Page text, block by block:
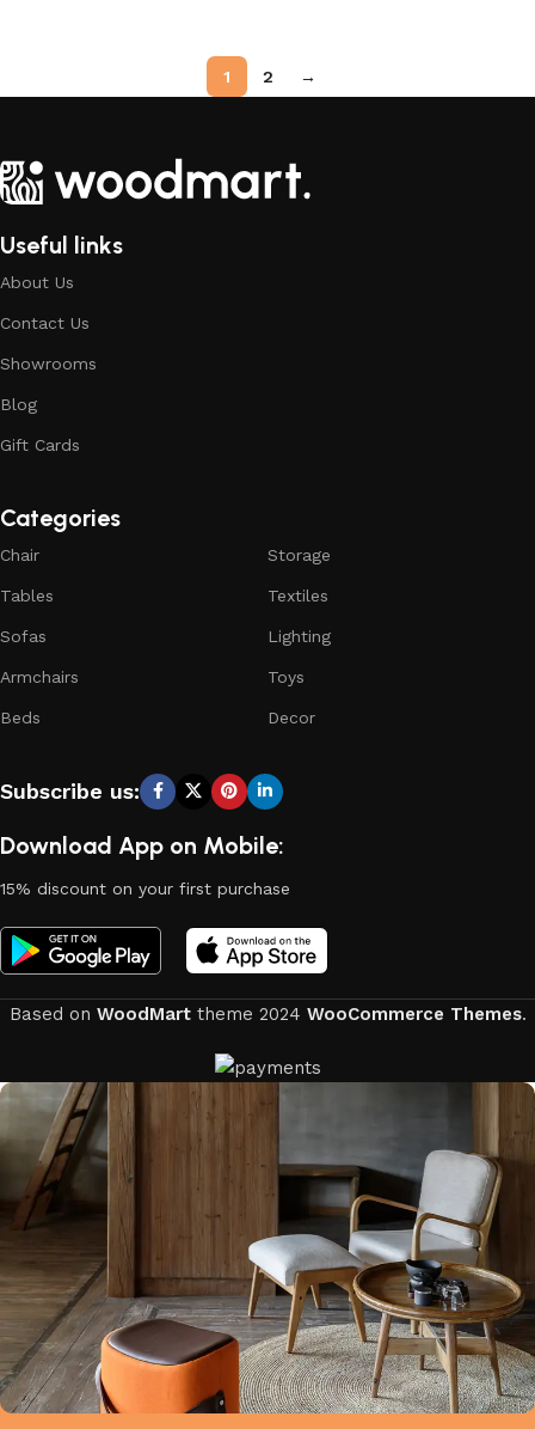
1 2 →
Useful links
About Us
Contact Us
Showrooms
Blog
Gift Cards
Categories
Chair
Tables
Sofas
Armchairs
Beds
Storage
Textiles
Lighting
Toys
Decor
Subscribe us:
Download App on Mobile:
15% discount on your first purchase
Based on WoodMarttheme 2024 WooCommerce Themes.